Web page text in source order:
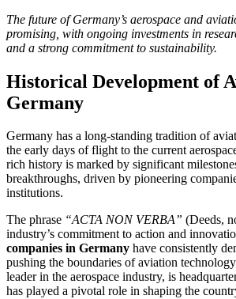
The future of Germany’s aerospace and
promising, with ongoing investments in
and a strong commitment to sustainability.
Historical Development of
Germany
Germany has a long-standing tradition of
the early days of flight to the current
rich history is marked by significant
breakthroughs, driven by pioneering
institutions.
The phrase “ACTA NON VERBA” (Deeds,
industry’s commitment to action and
companies in Germany have consistently
pushing the boundaries of aviation
leader in the aerospace industry, is
has played a pivotal role in shaping the